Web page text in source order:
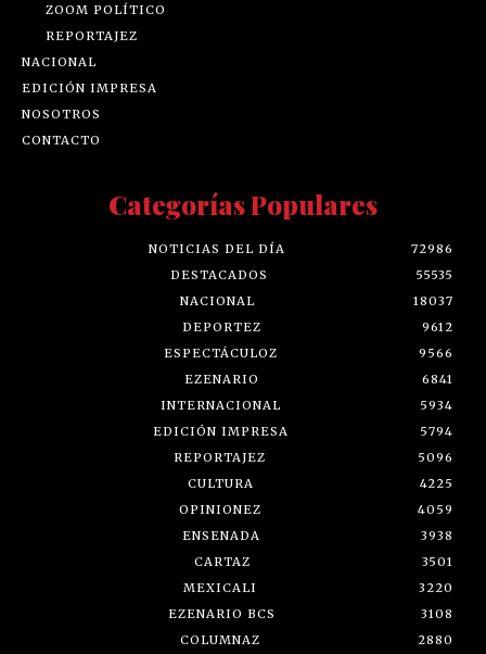
ZOOM POLÍTICO
REPORTAJEZ
NACIONAL
EDICIÓN IMPRESA
NOSOTROS
CONTACTO
Categorías Populares
NOTICIAS DEL DÍA
72986
DESTACADOS
55535
NACIONAL
18037
DEPORTEZ
9612
ESPECTÁCULOZ
9566
EZENARIO
6841
INTERNACIONAL
5934
EDICIÓN IMPRESA
5794
REPORTAJEZ
5096
CULTURA
4225
OPINIONEZ
4059
ENSENADA
3938
CARTAZ
3501
MEXICALI
3220
EZENARIO BCS
3108
COLUMNAZ
2880